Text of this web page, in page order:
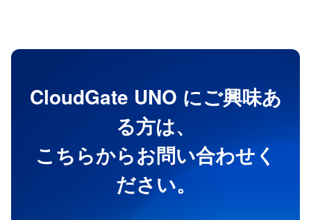
CloudGate UNO にご興味あ
る方は、
こちらからお問い合わせく
ださい。